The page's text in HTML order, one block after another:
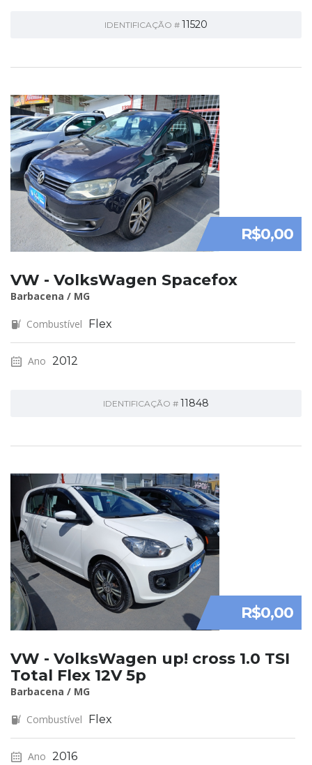
IDENTIFICAÇÃO # 11520
R$0,00
VW - VolksWagen Spacefox
Barbacena / MG
Combustível Flex
Ano 2012
IDENTIFICAÇÃO # 11848
R$0,00
VW - VolksWagen up! cross 1.0 TSI
Total Flex 12V 5p
Barbacena / MG
Combustível Flex
Ano 2016